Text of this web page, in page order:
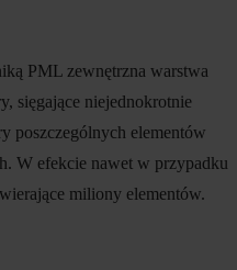
PML zewnętrzna warstwa
sięgające niejednokrotnie
poszczególnych elementów
W efekcie nawet w przypadku
miliony elementów.